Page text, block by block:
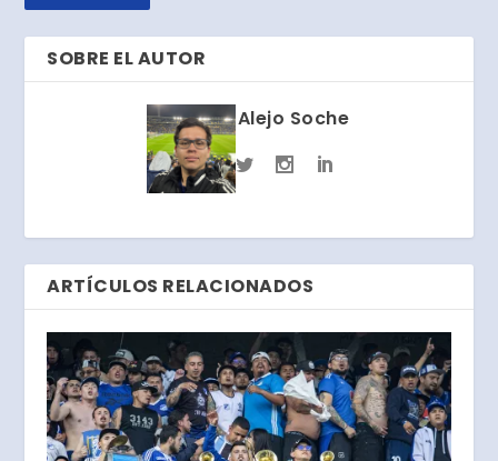
SOBRE EL AUTOR
Alejo Soche
ARTÍCULOS RELACIONADOS